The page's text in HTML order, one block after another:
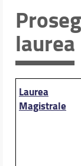
Contatti,
Norme e
Prerequisiti
Per iscriversi
Per laurearsi
Proseguire
laurea
Laurea
Magistrale